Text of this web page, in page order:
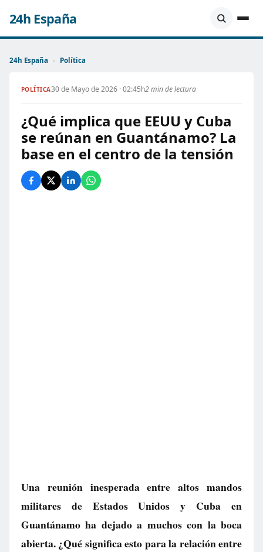
24h España
24h España › Política
POLÍTICA30 de Mayo de 2026 · 02:45h2 min de lectura
¿Qué implica que EEUU y Cuba
se reúnan en Guantánamo? La
base en el centro de la tensión
Una reunión inesperada entre altos mandos
militares de Estados Unidos y Cuba en
Guantánamo ha dejado a muchos con la boca
abierta. ¿Qué significa esto para la relación entre